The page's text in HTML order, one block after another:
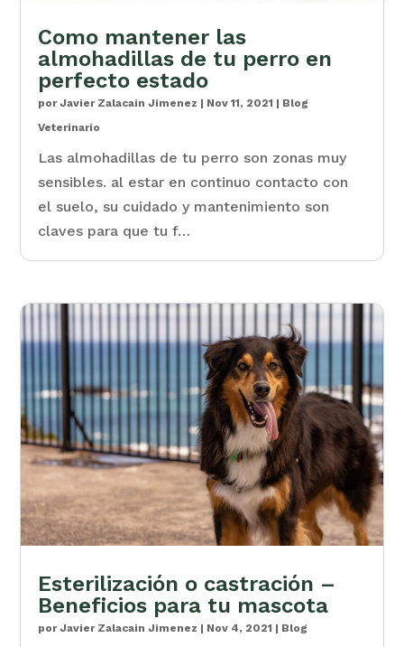
Como mantener las
almohadillas de tu perro en
perfecto estado
porJavier Zalacain Jimenez | Nov 11, 2021 | Blog
Veterinario
Las almohadillas de tu perro son zonas muy
sensibles. al estar en continuo contacto con
el suelo, su cuidado y mantenimiento son
claves para que tu f…
Esterilización o castración –
Beneficios para tu mascota
porJavier Zalacain Jimenez | Nov 4, 2021 | Blog